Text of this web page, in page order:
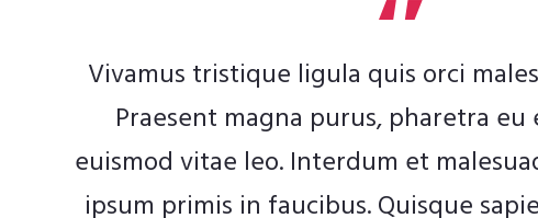
Vivamus tristique ligula quis orci
Praesent magna purus, pharetra
euismod vitae leo. Interdum et
ipsum primis in faucibus. Quisque